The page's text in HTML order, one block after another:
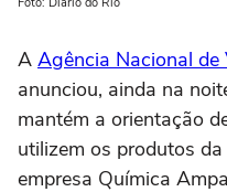
A Agência Nacional
anunciou, ainda na
mantém a orientação
utilizem os produtos
empresa Química